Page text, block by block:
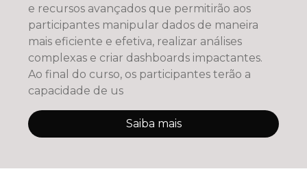
e recursos avançados que permitirão aos
participantes manipular dados de maneira
mais eficiente e efetiva, realizar análises
complexas e criar dashboards impactantes.
Ao final do curso, os participantes terão a
capacidade de us
Saiba mais